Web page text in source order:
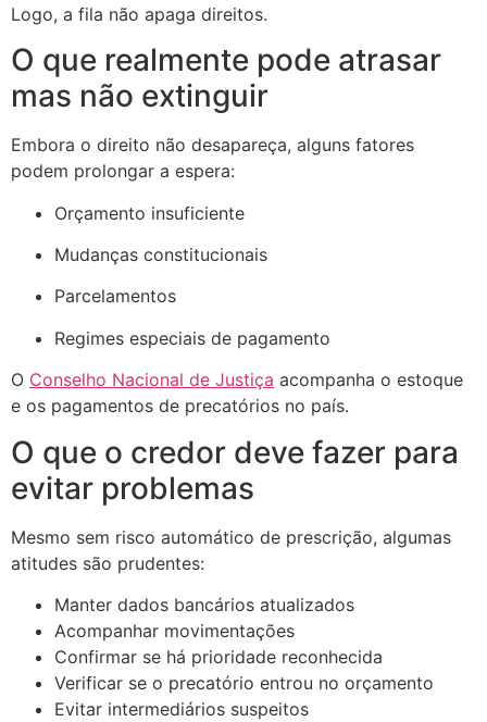
Logo, a fila não apaga direitos.
O que realmente pode atrasar
mas não extinguir
Embora o direito não desapareça, alguns fatores
podem prolongar a espera:
Orçamento insuficiente
Mudanças constitucionais
Parcelamentos
Regimes especiais de pagamento
O Conselho Nacional de Justiça acompanha o estoque
e os pagamentos de precatórios no país.
O que o credor deve fazer para
evitar problemas
Mesmo sem risco automático de prescrição, algumas
atitudes são prudentes:
Manter dados bancários atualizados
Acompanhar movimentações
Confirmar se há prioridade reconhecida
Verificar se o precatório entrou no orçamento
Evitar intermediários suspeitos